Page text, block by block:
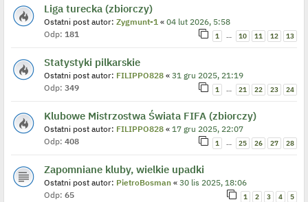
Liga turecka (zbiorczy)
Ostatni post autor: Zygmunt-1 « 04 lut 2026, 5:58
Odp: 181 1 … 10 11 12 13
Statystyki pilkarskie
Ostatni post autor: FILIPPO828 « 31 gru 2025, 21:19
Odp: 349 1 … 21 22 23 24
Klubowe Mistrzostwa Świata FIFA (zbiorczy)
Ostatni post autor: FILIPPO828 « 17 gru 2025, 22:07
Odp: 408 1 … 25 26 27 28
Zapomniane kluby, wielkie upadki
Ostatni post autor: PietroBosman « 30 lis 2025, 18:06
Odp: 65 1 2 3 4 5